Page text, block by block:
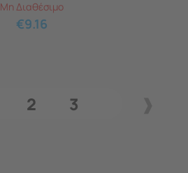
Μη Διαθέσιμο
€9.16
2 3